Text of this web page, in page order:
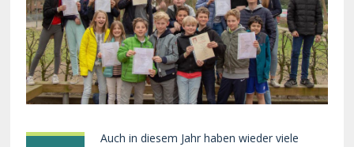
Auch in diesem Jahr haben wieder viele